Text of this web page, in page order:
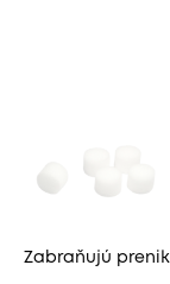
Zabraňujú